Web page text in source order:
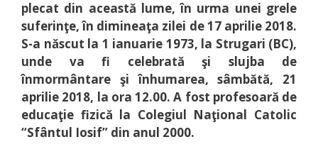
plecat din această lume, în urma unei grele
suferinţe, în dimineaţa zilei de 17 aprilie 2018.
S-a născut la 1 ianuarie 1973, la Strugari (BC),
unde va fi celebrată şi slujba de
înmormântare şi înhumarea, sâmbătă, 21
aprilie 2018, la ora 12.00. A fost profesoară de
educaţie fizică la Colegiul Naţional Catolic
“Sfântul Iosif” din anul 2000.